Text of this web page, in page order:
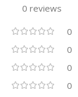
0 reviews
0
0
0
0